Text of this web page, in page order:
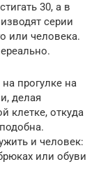
30, а в
серии
или человека.
прогулке на
делая
клетке, откуда
и человек:
или обуви